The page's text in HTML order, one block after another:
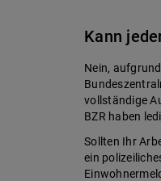
Kann
Nein,
vollständige
BZR haben
Sollten Ihr
ein